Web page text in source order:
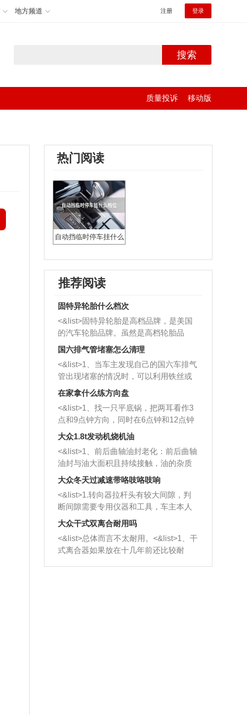
地方频道 注册 登录
搜索
质量投诉 移动版
热门阅读
自动挡临时停车挂什么
推荐阅读
固特异轮胎什么档次
<&list>固特异轮胎是高档品牌，是美国
的汽车轮胎品牌。虽然是高档轮胎品
牌，但是中高低端的轮胎都有生产，这
也是为了更好的开拓市场。
国六排气管堵塞怎么清理
<&list>1、当车主发现自己的国六车排气
管出现堵塞的情况时，可以利用铁丝或
者是细棍，直接将杂物给取出来，如果
堵塞情况比较严重，也可以采取应急措
施。 <&list>2、直接利用木棍将所有的
杂物推到排气管里面的位置处，然后将
三元催化器拆解开，就可以将堵塞的东
西取出来。但如果是因为积碳过多引起
的堵塞，就需要将三元催化器泡在草酸
洗剂对堵塞的情况得到解决，将清洗剂
放在燃油箱中，与燃油混合后，车辆启
动时，就可以和汽油一起进入到燃烧
室，最后形成废气排出，就可以让三元
催化器得到清洗，排气管堵塞的情况就
能够得到解决。
在家拿什么练方向盘
<&list>1、找一只平底锅，把两耳看作3
点和9点钟方向，同时在6点钟和12点钟
方向做一个标记。 <&list>2、双手握住
一圈半的练习，往右同样也要打相同的
圈数。 <&list>3、最后强调要反复练
习，这样就可以形成肌肉记忆，在真实
驾驶车辆时，不需要记忆也能打好方
向。
大众1.8t发动机烧机油
<&list>1、前后曲轴油封老化：前后曲轴
油封与油大面积且持续接触，油的杂质
和发动机内持续温度变化使其密封效果
逐渐减弱，导致渗油或漏油。<&list>2、
活塞间隙过大：积碳会使活塞环与缸体
的间隙扩大，导致机油流入燃烧室中，
造成烧机油。<&list>3、机油粘度。使用
机油粘度过小的话，同样会有烧机油现
象，机油粘度过小具有很好的流动性，
大众冬天过减速带咯吱咯吱响
<&list>1.转向器拉杆头有较大间隙，判
断间隙需要专用仪器和工具，车主本人
无法制作，需要将车辆送到修理厂或4s
店；<&list>2.车辆半轴套管防尘罩破
裂，破裂后会出现漏油现象，使半轴磨
损严重，磨损的半轴容易损坏，产生异
响；<&list>3.稳定器的转向胶套和球头
大众干式双离合耐用吗
<&list>总体而言不太耐用。<&list>1、干
式离合器如果放在十几年前还比较耐